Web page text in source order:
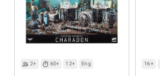
Aestred Thurga Relinquant at
Arms
5 990 ₽
2+ 60+ 12+ Eng 16+